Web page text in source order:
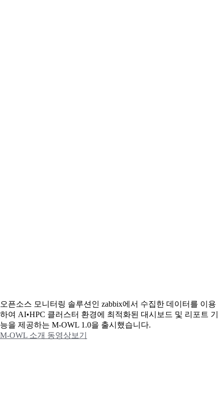
오픈소스 모니터링 솔루션인 zabbix에서 수집한 데이터를 이용
하여 AI•HPC 클러스터 환경에 최적화된 대시보드 및 리포트 기
능을 제공하는 M-OWL 1.0을 출시했습니다.
M-OWL 소개 동영상보기